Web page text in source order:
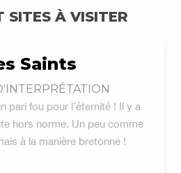
SITES À VISITER
Saints
pari fou pour l’éternité ! Il y a
hors norme. Un peu comme
à la manière bretonne !